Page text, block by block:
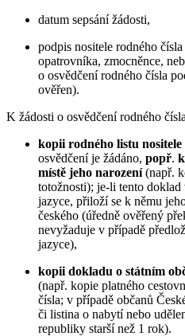
datum sepsání žádosti,
podpis nositele rodného
opatrovníka, zmocněnce,
o osvědčení rodného čísla
ověřen).
K žádosti o osvědčení rodného
kopii rodného listu nositele
osvědčení je žádáno, popř.
místě jeho narození(např.
totožnosti); je-li tento
jazyce, přiloží se k němu
českého (úředně ověřený
nevyžaduje v případě
jazyce),
kopii dokladu o státním
(např. kopie platného
čísla; v případě občanů
či listina o nabytí nebo
republiky starší než 1 rok).